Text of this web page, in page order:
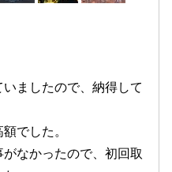
ましたので、納得して
でした。
なかったので、初回取